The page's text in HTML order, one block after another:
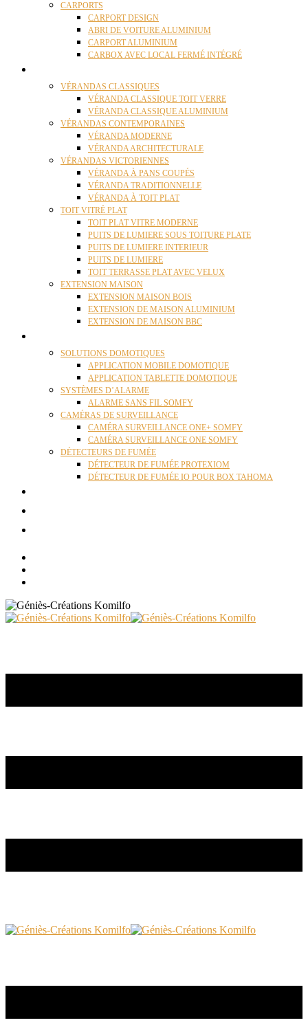
CARPORTS
CARPORT DESIGN
ABRI DE VOITURE ALUMINIUM
CARPORT ALUMINIUM
CARBOX AVEC LOCAL FERMÉ INTÉGRÉ
VÉRANDAS CLASSIQUES
VÉRANDA CLASSIQUE TOIT VERRE
VÉRANDA CLASSIQUE ALUMINIUM
VÉRANDAS CONTEMPORAINES
VÉRANDA MODERNE
VÉRANDA ARCHITECTURALE
VÉRANDAS VICTORIENNES
VÉRANDA À PANS COUPÉS
VÉRANDA TRADITIONNELLE
VÉRANDA À TOIT PLAT
TOIT VITRÉ PLAT
TOIT PLAT VITRE MODERNE
PUITS DE LUMIERE SOUS TOITURE PLATE
PUITS DE LUMIERE INTERIEUR
PUITS DE LUMIERE
TOIT TERRASSE PLAT AVEC VELUX
EXTENSION MAISON
EXTENSION MAISON BOIS
EXTENSION DE MAISON ALUMINIUM
EXTENSION DE MAISON BBC
SOLUTIONS DOMOTIQUES
APPLICATION MOBILE DOMOTIQUE
APPLICATION TABLETTE DOMOTIQUE
SYSTÈMES D’ALARME
ALARME SANS FIL SOMFY
CAMÉRAS DE SURVEILLANCE
CAMÉRA SURVEILLANCE ONE+ SOMFY
CAMÉRA SURVEILLANCE ONE SOMFY
DÉTECTEURS DE FUMÉE
DÉTECTEUR DE FUMÉE PROTEXIOM
DÉTECTEUR DE FUMÉE IO POUR BOX TAHOMA